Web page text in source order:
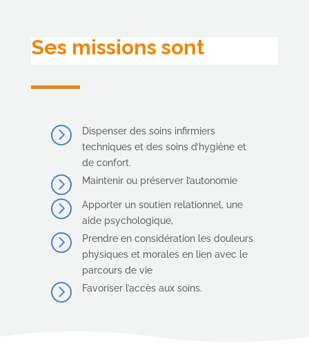
Ses missions sont
=
Dispenser des soins infirmiers
techniques et des soins d’hygiène et
de confort.
= Maintenir ou préserver l’autonomie
=
Apporter un soutien relationnel, une
aide psychologique,
=
Prendre en considération les douleurs
physiques et morales en lien avec le
parcours de vie
= Favoriser l’accès aux soins.